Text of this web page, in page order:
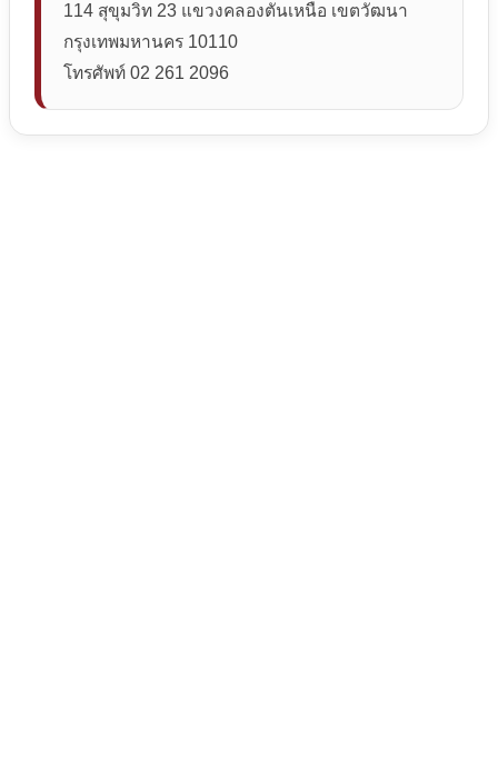
114 สุขุมวิท 23 แขวงคลองตันเหนือ เขตวัฒนา
กรุงเทพมหานคร 10110
โทรศัพท์ 02 261 2096